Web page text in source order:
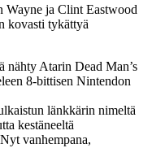
Wayne ja Clint Eastwood
kovasti tykättyä
Atarin Dead Man’s
8-bittisen Nintendon
länkkärin nimeltä
kestäneeltä
vanhempana,